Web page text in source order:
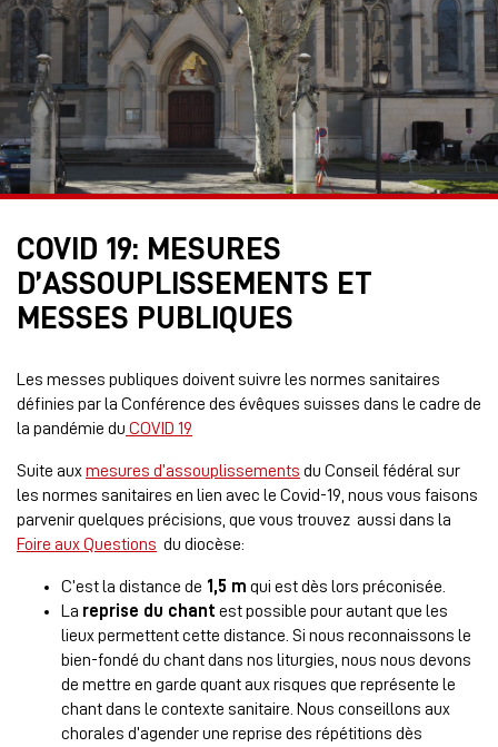
COVID 19: MESURES
D’ASSOUPLISSEMENTS ET
MESSES PUBLIQUES
Les messes publiques doivent suivre les normes sanitaires
définies par la Conférence des évêques suisses dans le cadre de
la pandémie du COVID 19
Suite auxmesures d’assouplissements du Conseil fédéral sur
les normes sanitaires en lien avec le Covid-19, nous vous faisons
parvenir quelques précisions, que vous trouvez aussi dans la
Foire aux Questions du diocèse:
C’est la distance de 1,5 m qui est dès lors préconisée.
La reprise du chant est possible pour autant que les
lieux permettent cette distance. Si nous reconnaissons le
bien-fondé du chant dans nos liturgies, nous nous devons
de mettre en garde quant aux risques que représente le
chant dans le contexte sanitaire. Nous conseillons aux
chorales d’agender une reprise des répétitions dès